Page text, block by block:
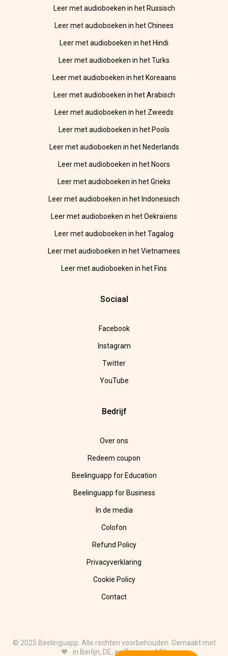
Leer met audioboeken in het Russisch
Leer met audioboeken in het Chinees
Leer met audioboeken in het Hindi
Leer met audioboeken in het Turks
Leer met audioboeken in het Koreaans
Leer met audioboeken in het Arabisch
Leer met audioboeken in het Zweeds
Leer met audioboeken in het Pools
Leer met audioboeken in het Nederlands
Leer met audioboeken in het Noors
Leer met audioboeken in het Grieks
Leer met audioboeken in het Indonesisch
Leer met audioboeken in het Oekraïens
Leer met audioboeken in het Tagalog
Leer met audioboeken in het Vietnamees
Leer met audioboeken in het Fins
Sociaal
Facebook
Instagram
Twitter
YouTube
Bedrijf
Over ons
Redeem coupon
Beelinguapp for Education
Beelinguapp for Business
In de media
Colofon
Refund Policy
Privacyverklaring
Cookie Policy
Contact
© 2025 Beelinguapp. Alle rechten voorbehouden. Gemaakt met
🧡 in Berlijn, DE, en Tampico, MX.